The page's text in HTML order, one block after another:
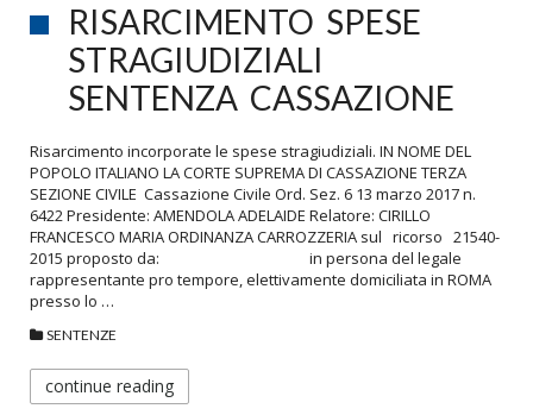
RISARCIMENTO SPESE
STRAGIUDIZIALI
SENTENZA CASSAZIONE
Risarcimento incorporate le spese stragiudiziali. IN NOME DEL
POPOLO ITALIANO LA CORTE SUPREMA DI CASSAZIONE TERZA
SEZIONE CIVILE Cassazione Civile Ord. Sez. 6 13 marzo 2017 n.
6422 Presidente: AMENDOLA ADELAIDE Relatore: CIRILLO
FRANCESCO MARIA ORDINANZA CARROZZERIA sul ricorso 21540-
2015 proposto da: in persona del legale
rappresentante pro tempore, elettivamente domiciliata in ROMA
presso lo …
SENTENZE
continue reading